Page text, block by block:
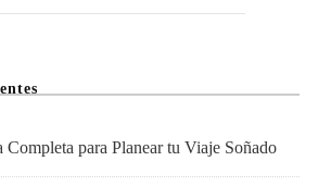
Completa para Planear tu Viaje Soñado